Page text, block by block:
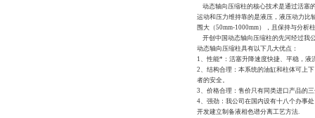
动态轴向压缩柱的核心技术是通过活塞
运动和压力维持靠的是液压，液压动力比
围大（50mm-1000mm），且保持与分析
开创中国动态轴向压缩柱的先河经过我
动态轴向压缩柱具有以下几大优点：
1、性能*：活塞升降速度快捷、平稳，液
2、结构合理：本系统的油缸和柱体可上
者的安全。
3、价格合理：售价只有同类进口产品的
4、强劲：我公司在国内设有十八个办事
开发建立制备液相色谱分离工艺方法.